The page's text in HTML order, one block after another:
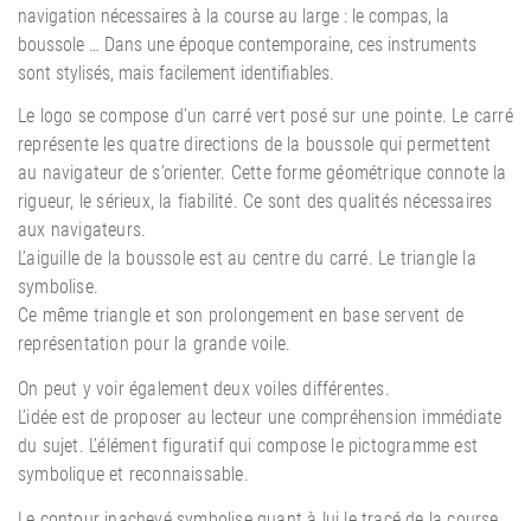
navigation nécessaires à la course au large : le compas, la
boussole … Dans une époque contemporaine, ces instruments
sont stylisés, mais facilement identifiables.
Le logo se compose d’un carré vert posé sur une pointe. Le carré
représente les quatre directions de la boussole qui permettent
au navigateur de s’orienter. Cette forme géométrique connote la
rigueur, le sérieux, la fiabilité. Ce sont des qualités nécessaires
aux navigateurs.
L’aiguille de la boussole est au centre du carré. Le triangle la
symbolise.
Ce même triangle et son prolongement en base servent de
représentation pour la grande voile.
On peut y voir également deux voiles différentes.
L’idée est de proposer au lecteur une compréhension immédiate
du sujet. L’élément figuratif qui compose le pictogramme est
symbolique et reconnaissable.